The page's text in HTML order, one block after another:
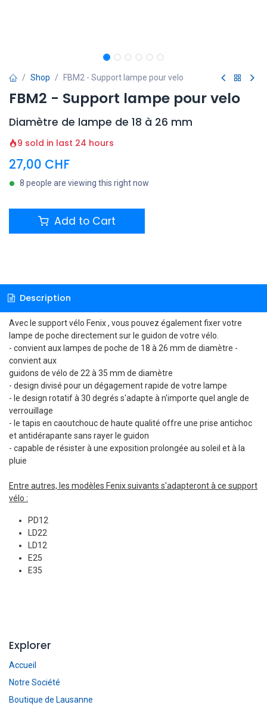
Shop FBM2 - Support lampe pour velo
FBM2 - Support lampe pour velo
Diamètre de lampe de 18 à 26 mm
9 sold in last 24 hours
27,00 CHF
8 people are viewing this right now
Add to Cart
Description
Avec le support vélo Fenix ​​​​, vous pouvez également fixer votre
lampe de poche directement sur le guidon de votre vélo.
- convient aux lampes de poche de 18 à 26 mm de diamètre -
convient aux
guidons de vélo de 22 à 35 mm de diamètre
- design divisé pour un dégagement rapide de votre lampe
- le design rotatif à 30 degrés s'adapte à n'importe quel angle de
verrouillage
- le tapis en caoutchouc de haute qualité offre une prise antichoc
et antidérapante sans rayer le guidon
- capable de résister à une exposition prolongée au soleil et à la
pluie
Entre autres, les modèles Fenix ​​suivants s'adapteront à ce support
vélo :
PD12
LD22
LD12
E25
E35
Explorer
Accueil
Notre Société
Boutique de Lausanne